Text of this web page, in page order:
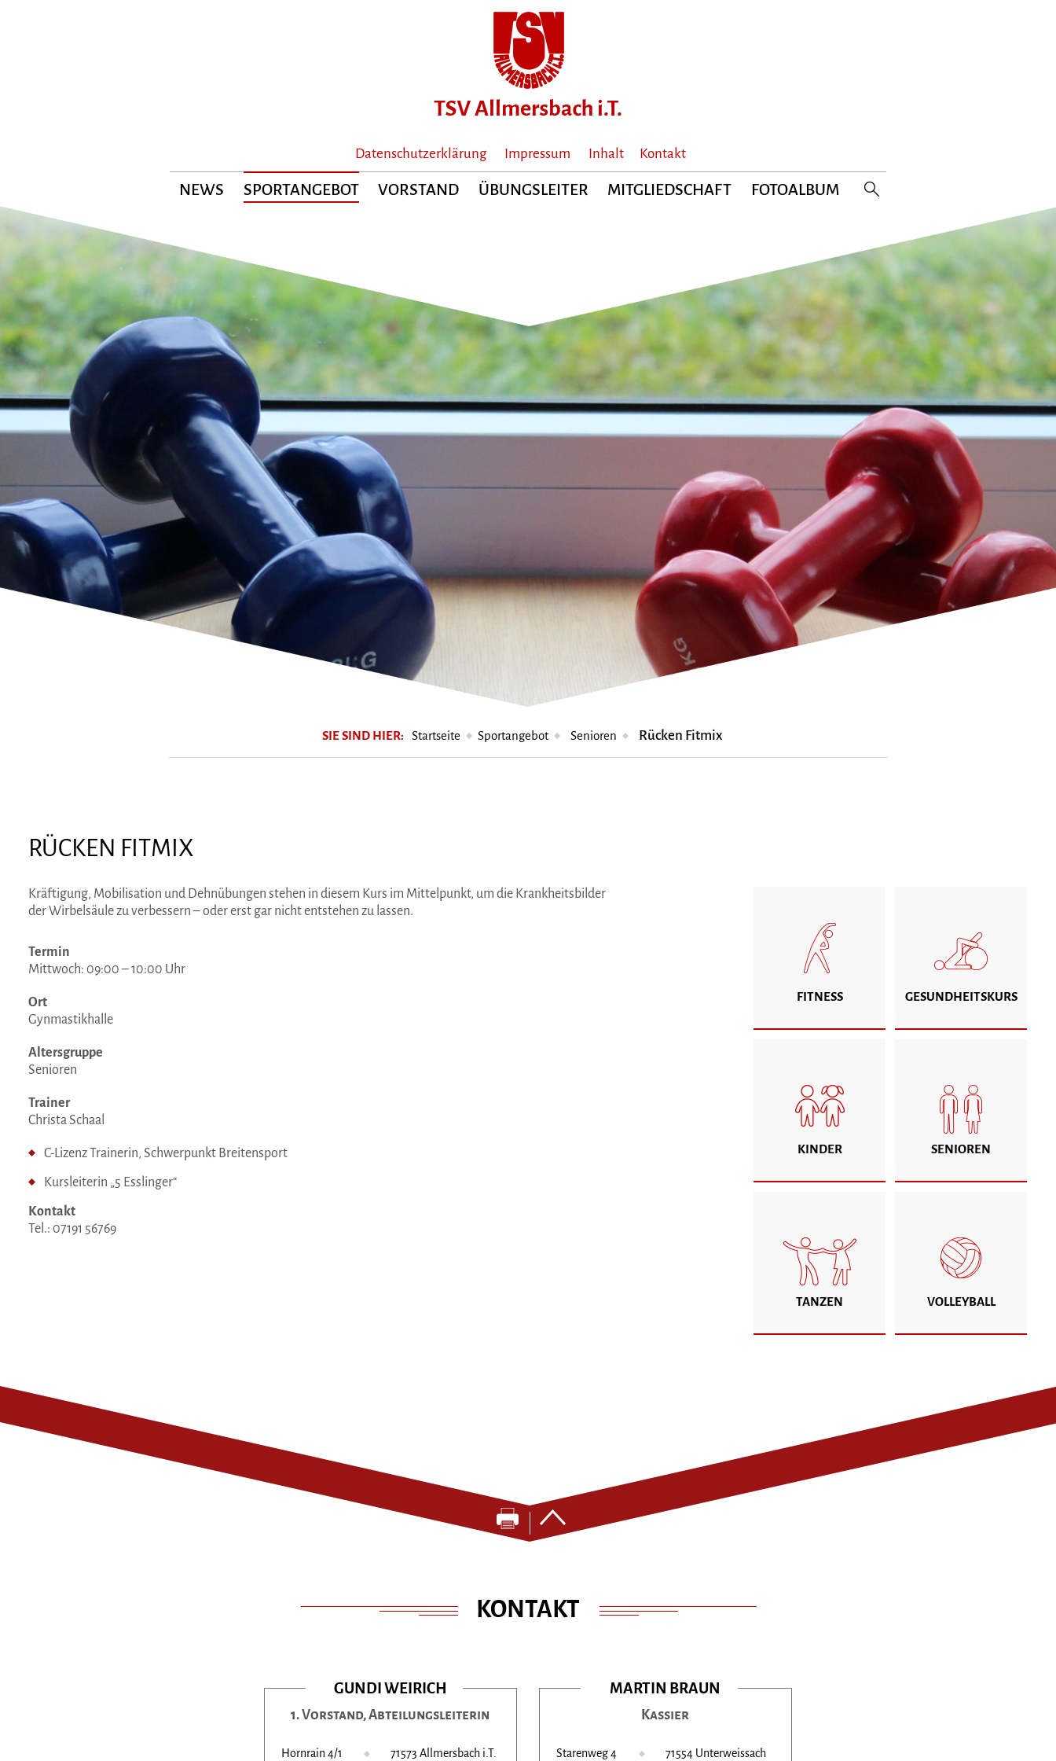
Datenschutzerklärung Impressum Inhalt Kontakt
NEWS SPORTANGEBOT VORSTAND ÜBUNGSLEITER MITGLIEDSCHAFT FOTOALBUM
SIE SIND HIER: Startseite Sportangebot Senioren Rücken Fitmix
RÜCKEN FITMIX
Kräftigung, Mobilisation und Dehnübungen stehen in diesem Kurs im Mittelpunkt, um die Krankheitsbilder
der Wirbelsäule zu verbessern – oder erst gar nicht entstehen zu lassen.
Termin
Mittwoch: 09:00 – 10:00 Uhr
Ort
Gynmastikhalle
Altersgruppe
Senioren
Trainer
Christa Schaal
C-Lizenz Trainerin, Schwerpunkt Breitensport
Kursleiterin „5 Esslinger“
Kontakt
Tel.: 07191 56769
FITNESS GESUNDHEITSKURS
KINDER SENIOREN
TANZEN VOLLEYBALL
KONTAKT
GUNDI WEIRICH
1. Vorstand, Abteilungsleiterin
Hornrain 4/1 71573 Allmersbach i.T.
MARTIN BRAUN
Kassier
Starenweg 4 71554 Unterweissach